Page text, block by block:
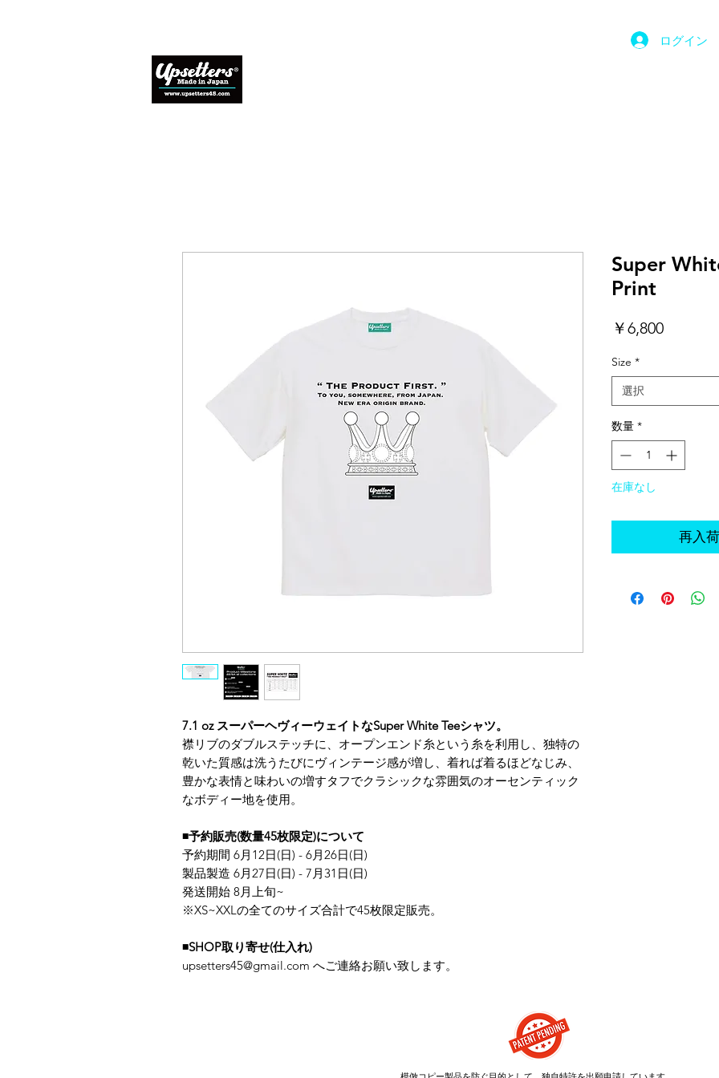
ログイン
7.1 oz スーパーヘヴィーウェイトなSuper White Teeシャツ。
襟リブのダブルステッチに、オープンエンド糸という糸を利用し、独特の
乾いた質感は洗うたびにヴィンテージ感が増し、着れば着るほどなじみ、
豊かな表情と味わいの増すタフでクラシックな雰囲気のオーセンティック
なボディー地を使用。
◾️予約販売(数量45枚限定)について
予約期間 6月12日(日) - 6月26日(日)
製品製造 6月27日(日) - 7月31日(日)
発送開始 8月上旬~
※XS~XXLの全てのサイズ合計で45枚限定販売。
◾️SHOP取り寄せ(仕入れ)
upsetters45@gmail.com へご連絡お願い致します。
Super
Print
￥6,800価
Size *
選択
数量 *
在庫なし
再入